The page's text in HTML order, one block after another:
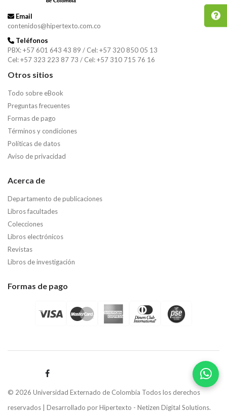
Email
contenidos@hipertexto.com.co
Teléfonos
PBX: +57 601 643 43 89 / Cel: +57 320 850 05 13
Cel: +57 323 223 87 73 / Cel: +57 310 715 76 16
Otros sitios
Todo sobre eBook
Preguntas frecuentes
Formas de pago
Términos y condiciones
Políticas de datos
Aviso de privacidad
Acerca de
Departamento de publicaciones
Libros facultades
Colecciones
Libros electrónicos
Revistas
Libros de investigación
Formas de pago
© 2026 Universidad Externado de Colombia Todos los derechos
reservados | Desarrollado porHipertexto - Netizen Digital Solutions.